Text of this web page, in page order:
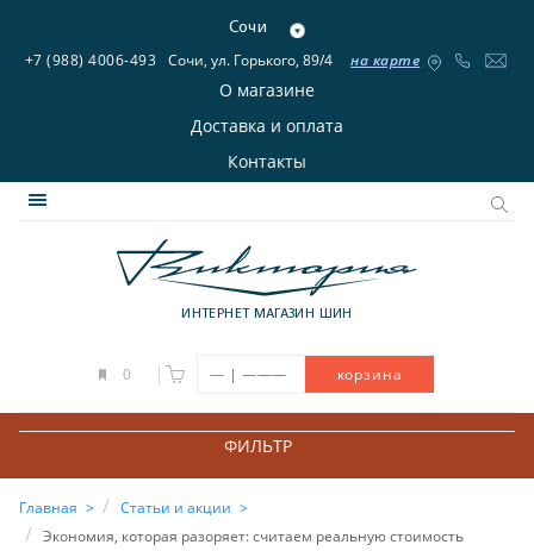
Сочи
+7 (988) 4006-493 Сочи, ул. Горького, 89/4 на карте
О магазине
Доставка и оплата
Контакты
ИНТЕРНЕТ МАГАЗИН ШИН
0 — | ——— корзина
ФИЛЬТР
Главная
Статьи и акции
Экономия, которая разоряет: считаем реальную стоимость